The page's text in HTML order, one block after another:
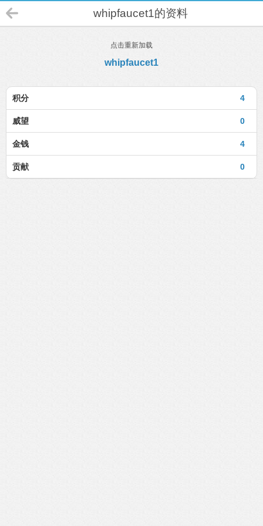
whipfaucet1的资料
点击重新加载
whipfaucet1
4
积分
0
威望
4
金钱
0
贡献